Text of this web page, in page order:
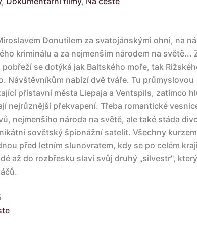
Donutilem za svatojánskými ohni, na
kriminálu a za nejmenším národem na světě...
se dotýká jak Baltského moře, tak
Návštěvníkům nabízí dvě tváře. Tu průmyslovou
přístavní města Liepaja a Ventspils, zatímco
nejrůznější překvapení. Třeba romantické
nejmenšího národa na světě, ale také stáda
sovětský špionážní satelit. Všechny
před letním slunovratem, kdy se po celém
až do rozbřesku slaví svůj druhý „silvestr",